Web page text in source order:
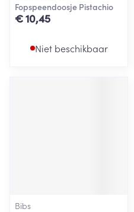
Fopspeendoosje Pistachio
€ 10,45
Niet beschikbaar
Bibs